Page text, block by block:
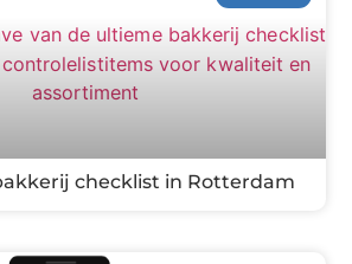
checklist in Rotterdam